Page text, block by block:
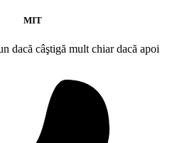
MIT
dacă câştigă mult chiar dacă apoi